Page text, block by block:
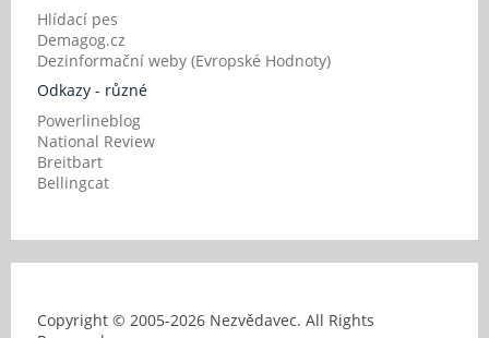
Hlídací pes
Demagog.cz
Dezinformační weby (Evropské Hodnoty)
Odkazy - různé
Powerlineblog
National Review
Breitbart
Bellingcat
Copyright © 2005-2026 Nezvědavec. All Rights